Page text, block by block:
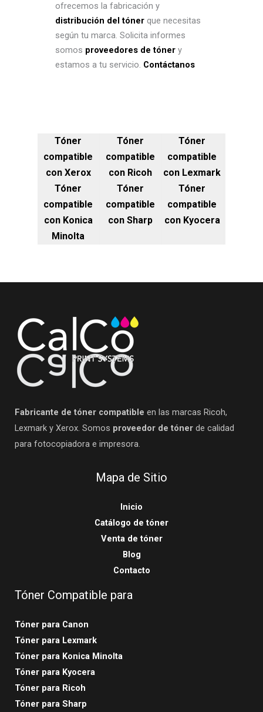
ofrecemos la fabricación y
distribución del tóner que necesitas
según tu marca. Solicita informes
somos proveedores de tóner y
estamos a tu servicio. Contáctanos
Tóner
compatible
con Xerox
Tóner
compatible
con Ricoh
Tóner
compatible
con Lexmark
Tóner
compatible
con Konica
Minolta
Tóner
compatible
con Sharp
Tóner
compatible
con Kyocera
Fabricante de tóner compatible en las marcas Ricoh,
Lexmark y Xerox. Somos proveedor de tóner de calidad
para fotocopiadora e impresora.
Mapa de Sitio
Inicio
Catálogo de tóner
Venta de tóner
Blog
Contacto
Tóner Compatible para
Tóner para Canon
Tóner para Lexmark
Tóner para Konica Minolta
Tóner para Kyocera
Tóner para Ricoh
Tóner para Sharp